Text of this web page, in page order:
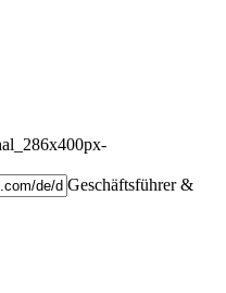
Geschäftsführer &